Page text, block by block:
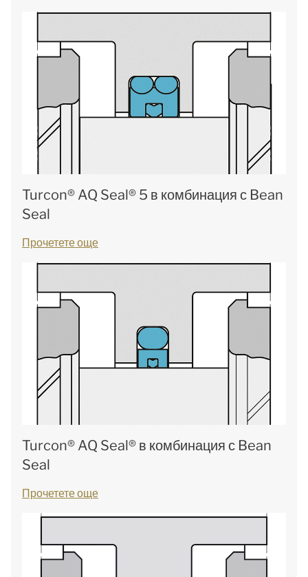
Turcon® AQ Seal® 5 в комбинация с Bean
Seal
Прочетете още
Turcon® AQ Seal® в комбинация с Bean
Seal
Прочетете още